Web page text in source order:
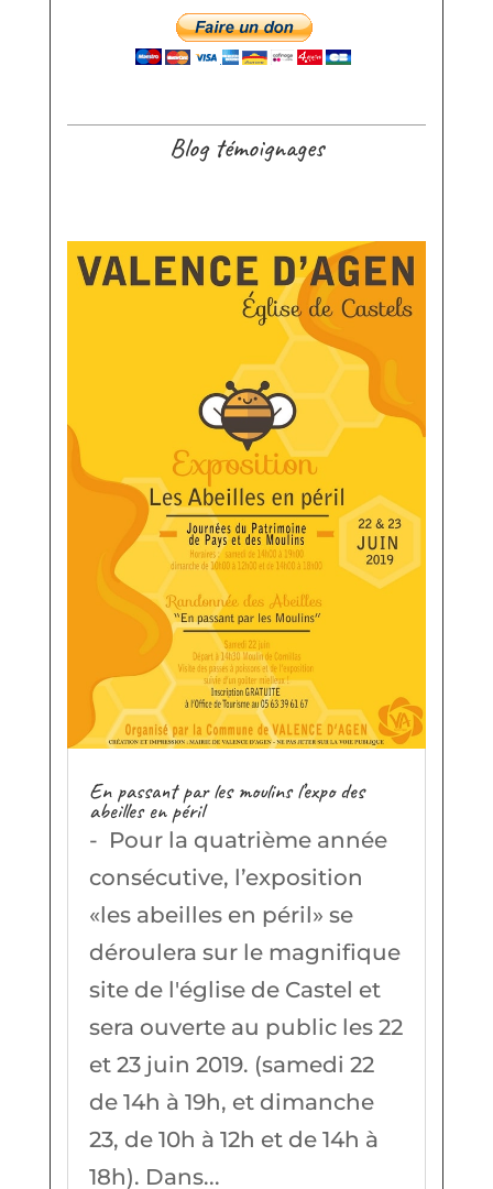
Blog témoignages
En passant par les moulins l’expo des
abeilles en péril
- Pour la quatrième année
consécutive, l’exposition
«les abeilles en péril» se
déroulera sur le magnifique
site de l'église de Castel et
sera ouverte au public les 22
et 23 juin 2019. (samedi 22
de 14h à 19h, et dimanche
23, de 10h à 12h et de 14h à
18h). Dans...